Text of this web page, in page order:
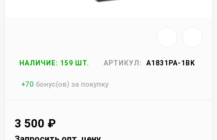
НАЛИЧИЕ: 159 ШТ. АРТИКУЛ: A1831PA-1BK
+70 бонус(ов) за покупку
3 500 ₽